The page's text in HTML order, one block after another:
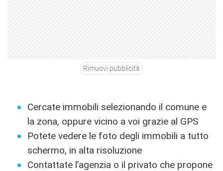
Rimuovi pubblicità
Cercate immobili selezionando il comune e
la zona, oppure vicino a voi grazie al GPS
Potete vedere le foto degli immobili a tutto
schermo, in alta risoluzione
Contattate l’agenzia o il privato che propone